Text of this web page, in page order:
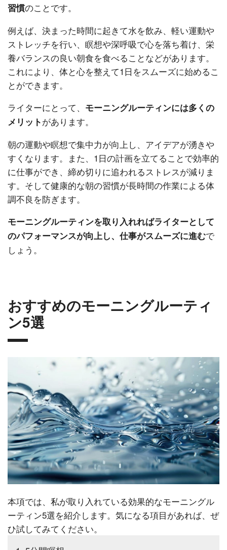
習慣のことです。
例えば、決まった時間に起きて水を飲み、軽い運動や
ストレッチを行い、瞑想や深呼吸で心を落ち着け、栄
養バランスの良い朝食を食べることなどがあります。
これにより、体と心を整えて1日をスムーズに始めるこ
とができます。
ライターにとって、 モーニングルーティンには多くの
メリットがあります。
朝の運動や瞑想で集中力が向上し、アイデアが湧きや
すくなります。また、1日の計画を立てることで効率的
に仕事ができ、締め切りに追われるストレスが減りま
す。そして健康的な朝の習慣が長時間の作業による体
調不良を防ぎます。
モーニングルーティンを取り入れればライターとして
のパフォーマンスが向上し、仕事がスムーズに進むで
しょう。
おすすめのモーニングルーティ
ン5選
本項では、私が取り入れている効果的なモーニングル
ーティン5選を紹介します。気になる項目があれば、ぜ
ひ試してみてください。